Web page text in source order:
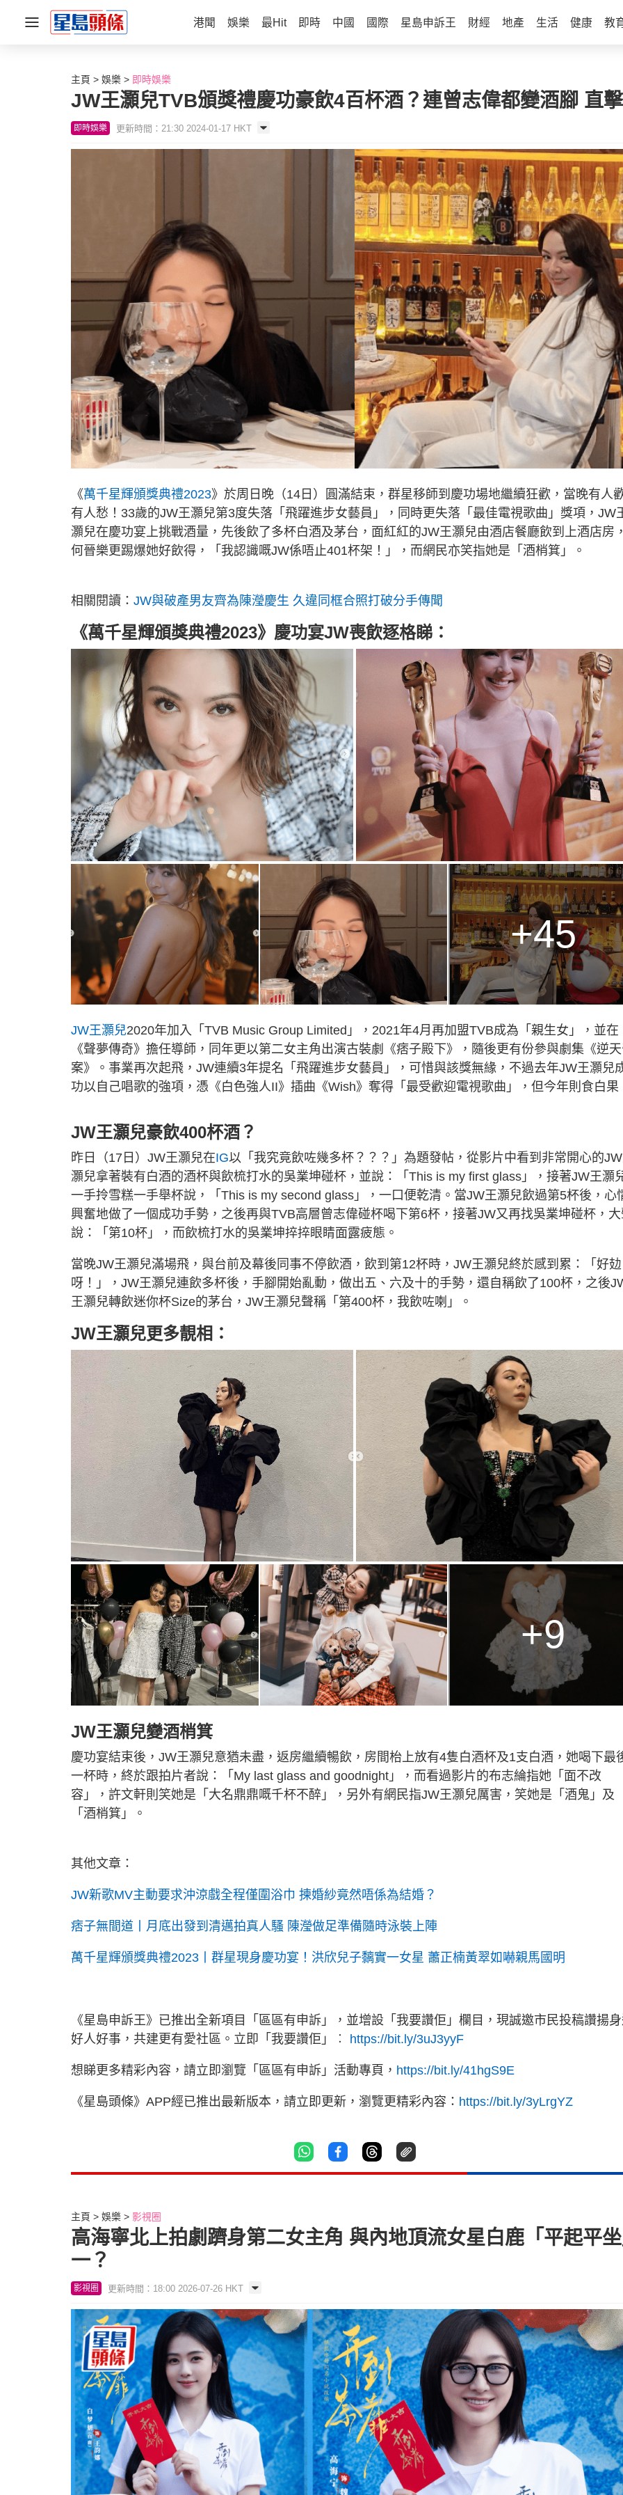
港聞 娛樂 最Hit 即時 中國 國際 星島申訴王 財經 地產 生活 健康 教
主頁 娛樂 即時娛樂
JW王灝兒TVB頒獎禮慶功豪飲4百杯酒？連曾志偉都變酒腳 直
即時娛樂 更新時間：21:30 2024-01-17 HKT
《萬千星輝頒獎典禮2023》於周日晚（14日）圓滿結束，群星移師到慶功場地繼續狂歡，當晚有人
有人愁！33歲的JW王灝兒第3度失落「飛躍進步女藝員」，同時更失落「最佳電視歌曲」獎項，JW
灝兒在慶功宴上挑戰酒量，先後飲了多杯白酒及茅台，面紅紅的JW王灝兒由酒店餐廳飲到上酒店房
何晉樂更踢爆她好飲得，「我認識嘅JW係唔止401杯架！」，而網民亦笑指她是「酒梢箕」。
相關閱讀： JW與破產男友齊為陳瀅慶生 久違同框合照打破分手傳聞
《萬千星輝頒獎典禮2023》慶功宴JW喪飲逐格睇：
+45
JW王灝兒2020年加入「TVB Music Group Limited」，2021年4月再加盟TVB成為「親生女」，並在
《聲夢傳奇》擔任導師，同年更以第二女主角出演古裝劇《痞子殿下》，隨後更有份參與劇集《逆
案》。事業再次起飛，JW連續3年提名「飛躍進步女藝員」，可惜與該獎無緣，不過去年JW王灝兒
功以自己唱歌的強項，憑《白色強人II》插曲《Wish》奪得「最受歡迎電視歌曲」，但今年則食白果
JW王灝兒豪飲400杯酒？
昨日（17日）JW王灝兒在IG以「我究竟飲咗幾多杯？？？」為題發帖，從影片中看到非常開心的
灝兒拿著裝有白酒的酒杯與飲梳打水的吳業坤碰杯，並說：「This is my first glass」，接著JW王灝
一手拎雪糕一手舉杯說，「This is my second glass」，一口便乾清。當JW王灝兒飲過第5杯後，心
興奮地做了一個成功手勢，之後再與TVB高層曾志偉碰杯喝下第6杯，接著JW又再找吳業坤碰杯，
說：「第10杯」，而飲梳打水的吳業坤捽捽眼睛面露疲態。
當晚JW王灝兒滿場飛，與台前及幕後同事不停飲酒，飲到第12杯時，JW王灝兒終於感到累：「好攰
呀！」，JW王灝兒連飲多杯後，手腳開始亂動，做出五、六及十的手勢，還自稱飲了100杯，之後
王灝兒轉飲迷你杯Size的茅台，JW王灝兒聲稱「第400杯，我飲咗喇」。
JW王灝兒更多靚相：
+9
JW王灝兒變酒梢箕
慶功宴結束後，JW王灝兒意猶未盡，返房繼續暢飲，房間枱上放有4隻白酒杯及1支白酒，她喝下最
一杯時，終於跟拍片者說：「My last glass and goodnight」，而看過影片的布志綸指她「面不改
容」，許文軒則笑她是「大名鼎鼎嘅千杯不醉」，另外有網民指JW王灝兒厲害，笑她是「酒鬼」及
「酒梢箕」。
其他文章：
JW新歌MV主動要求沖涼戲全程僅圍浴巾 揀婚紗竟然唔係為結婚？
痞子無間道丨月底出發到清邁拍真人騷 陳瀅做足準備隨時泳裝上陣
萬千星輝頒獎典禮2023丨群星現身慶功宴！洪欣兒子黐實一女星 蕭正楠黃翠如嚇親馬國明
《星島申訴王》已推出全新項目「區區有申訴」，並增設「我要讚佢」欄目，現誠邀市民投稿讚揚
好人好事，共建更有愛社區。立即「我要讚佢」︰ https://bit.ly/3uJ3yyF
想睇更多精彩內容，請立即瀏覽「區區有申訴」活動專頁， https://bit.ly/41hgS9E
《星島頭條》APP經已推出最新版本，請立即更新，瀏覽更精彩內容： https://bit.ly/3yLrgYZ
主頁 娛樂 影視圈
高海寧北上拍劇躋身第二女主角 與內地頂流女星白鹿「平起平
一？
影視圈 更新時間：18:00 2026-07-26 HKT